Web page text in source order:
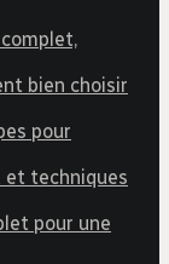
bien choisir
pour
et techniques
pour une